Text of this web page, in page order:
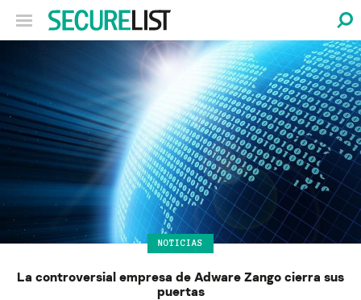
NOTICIAS
La controversial empresa de Adware Zango cierra sus
puertas